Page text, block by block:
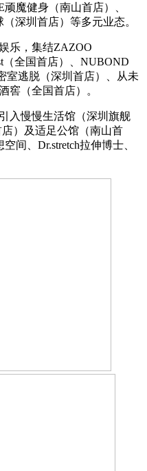
顽魔健身（南山首店）、
深圳首店）等多元业态。
乐，集结ZAZOO
（全国首店）、NUBOND
室逃脱（深圳首店）、从未
窖（全国首店）。
入慢慢生活馆（深圳旗舰
）及适足公馆（南山首
间、Dr.stretch拉伸博士、